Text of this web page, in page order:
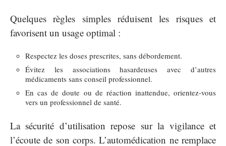
Quelques règles simples réduisent les risques et
favorisent un usage optimal :
Respectez les doses prescrites, sans débordement.
Évitez les associations hasardeuses avec d’autres
médicaments sans conseil professionnel.
En cas de doute ou de réaction inattendue, orientez-vous
vers un professionnel de santé.
La sécurité d’utilisation repose sur la vigilance et
l’écoute de son corps. L’automédication ne remplace